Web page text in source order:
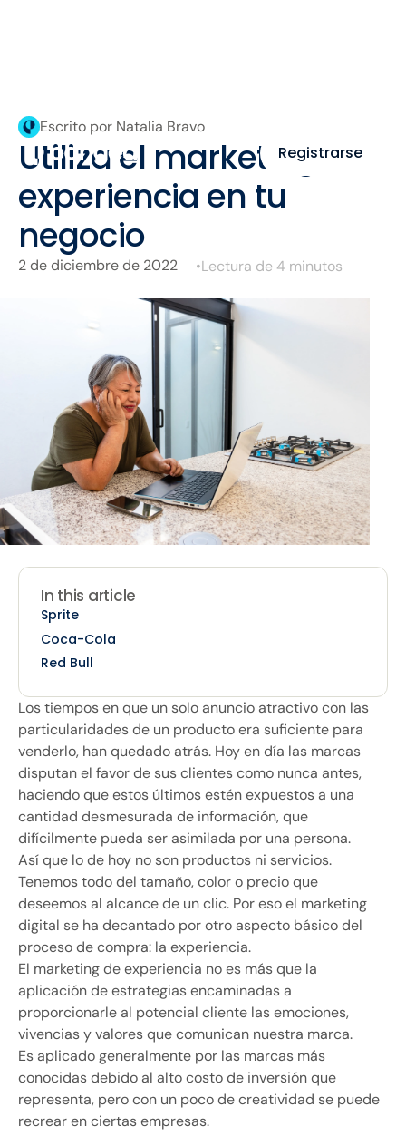
Registrarse
Escrito por Natalia Bravo
Utiliza el marketing de
experiencia en tu
negocio
2 de diciembre de 2022 •Lectura de 4 minutos
In this article
Sprite
Coca-Cola
Red Bull
Los tiempos en que un solo anuncio atractivo con las
particularidades de un producto era suficiente para
venderlo, han quedado atrás. Hoy en día las marcas
disputan el favor de sus clientes como nunca antes,
haciendo que estos últimos estén expuestos a una
cantidad desmesurada de información, que
difícilmente pueda ser asimilada por una persona.
Así que lo de hoy no son productos ni servicios.
Tenemos todo del tamaño, color o precio que
deseemos al alcance de un clic. Por eso el marketing
digital se ha decantado por otro aspecto básico del
proceso de compra: la experiencia.
El marketing de experiencia no es más que la
aplicación de estrategias encaminadas a
proporcionarle al potencial cliente las emociones,
vivencias y valores que comunican nuestra marca.
Es aplicado generalmente por las marcas más
conocidas debido al alto costo de inversión que
representa, pero con un poco de creatividad se puede
recrear en ciertas empresas.